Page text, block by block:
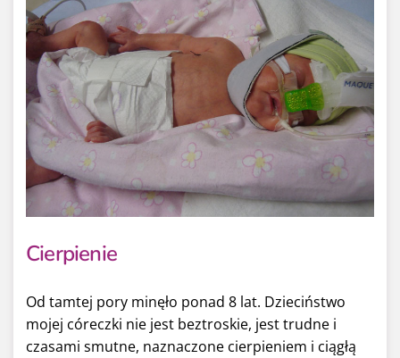
Cierpienie
Od tamtej pory minęło ponad 8 lat. Dzieciństwo
mojej córeczki nie jest beztroskie, jest trudne i
czasami smutne, naznaczone cierpieniem i ciągłą